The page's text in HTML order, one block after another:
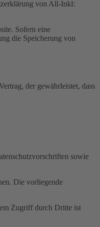
von All-Inkl:
Sofern eine
die Speicherung von
der gewährleistet, dass
sowie
Die vorliegende
Zugriff durch Dritte ist